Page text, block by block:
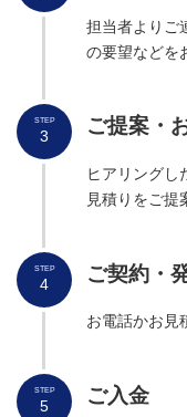
担当者よりご
の要望などを
ご提案・
ヒアリングし
見積りをご提
STEP
3
ご契約・
お電話かお見
STEP
4
ご入金
STEP
5